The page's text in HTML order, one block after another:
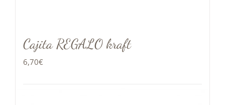
Cajita REGALO kraft
6,70€